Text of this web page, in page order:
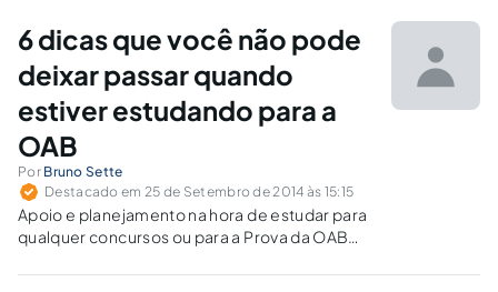
6 dicas que você não pode
deixar passar quando
estiver estudando para a
OAB
Por Bruno Sette
Destacado em 25 de Setembro de 2014 às 15:15
Apoio e planejamento na hora de estudar para
qualquer concursos ou para a Prova da OAB
lista abaixo os principais conselhos e